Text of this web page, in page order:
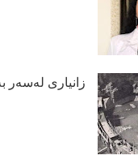
زانیاری لەسەر